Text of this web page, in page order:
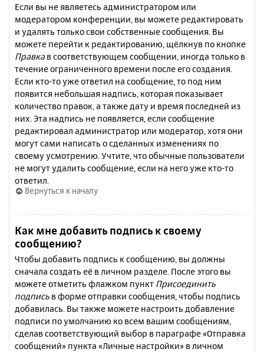
Если вы не являетесь администратором или
модератором конференции, вы можете редактировать
и удалять только свои собственные сообщения. Вы
можете перейти к редактированию, щёлкнув по кнопке
Правкав соответствующем сообщении, иногда только в
течение ограниченного времени после его создания.
Если кто-то уже ответил на сообщение, то под ним
появится небольшая надпись, которая показывает
количество правок, а также дату и время последней из
них. Эта надпись не появляется, если сообщение
редактировал администратор или модератор, хотя они
могут сами написать о сделанных изменениях по
своему усмотрению. Учтите, что обычные пользователи
не могут удалить сообщение, если на него уже кто-то
ответил.
Вернуться к началу
Как мне добавить подпись к своему
сообщению?
Чтобы добавить подпись к сообщению, вы должны
сначала создать её в личном разделе. После этого вы
можете отметить флажком пункт Присоединить
подпись в форме отправки сообщения, чтобы подпись
добавилась. Вы также можете настроить добавление
подписи по умолчанию ко всем вашим сообщениям,
сделав соответствующий выбор в параграфе «Отправка
сообщений» пункта «Личные настройки» в личном